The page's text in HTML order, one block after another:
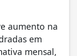
aumento na
em
mensal,